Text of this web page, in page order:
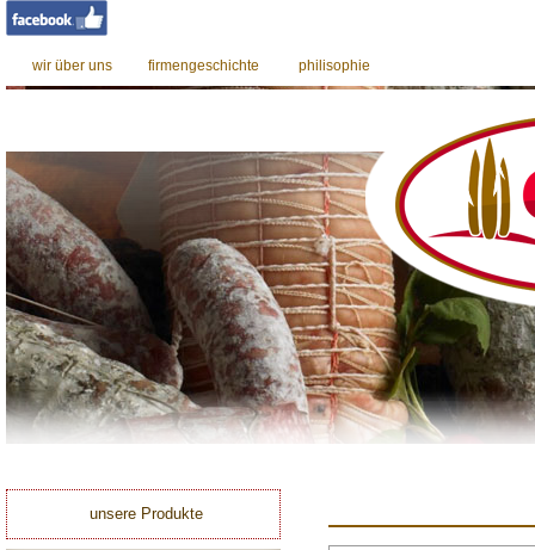
wir über uns firmengeschichte philisophie
0
unsere Produkte